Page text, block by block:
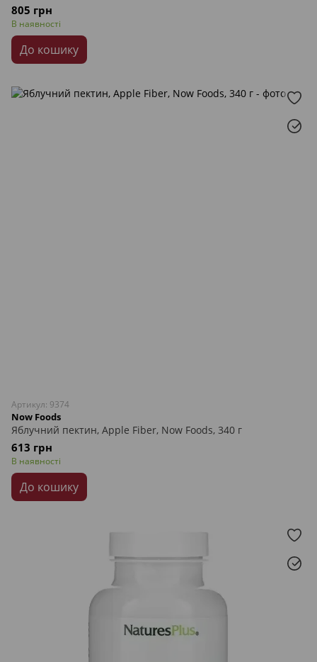
805 грн
В наявності
До кошику
Артикул: 9374
Now Foods
Яблучний пектин, Apple Fiber, Now Foods, 340 г
613 грн
В наявності
До кошику